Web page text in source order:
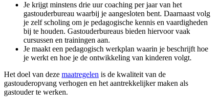
Je krijgt minstens drie uur coaching per jaar van het
gastouderbureau waarbij je aangesloten bent. Daarnaast volg
je zelf scholing om je pedagogische kennis en vaardigheden
bij te houden. Gastouderbureaus bieden hiervoor vaak
cursussen en trainingen aan.
Je maakt een pedagogisch werkplan waarin je beschrijft hoe
je werkt en hoe je de ontwikkeling van kinderen volgt.
Het doel van deze maatregelen is de kwaliteit van de
gastouderopvang verhogen en het aantrekkelijker maken als
gastouder te werken.